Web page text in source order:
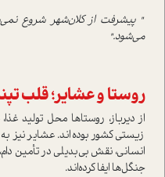
" پیشرفت از کلان‌شهر شروع
می‌شود."
روستا و عشایر؛ قلب
از دیرباز، روستاها محل تولید
زیستی کشور بوده‌اند. عشایر نیز
انسانی، نقش بی‌بدیلی در تأمین
جنگل‌ها ایفا کرده‌اند.